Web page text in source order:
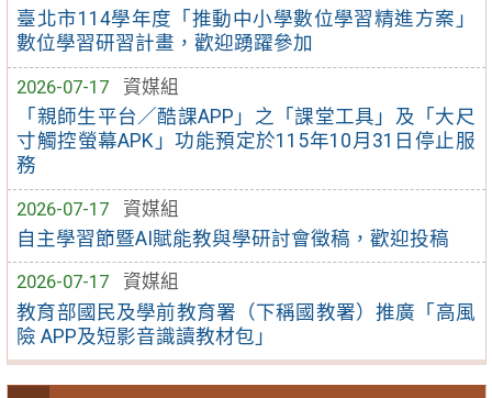
臺北市114學年度「推動中小學數位學習精進方案」
數位學習研習計畫，歡迎踴躍參加
2026-07-17
資媒組
「親師生平台／酷課APP」之「課堂工具」及「大尺
寸觸控螢幕APK」功能預定於115年10月31日停止服
務
2026-07-17
資媒組
自主學習節暨AI賦能教與學研討會徵稿，歡迎投稿
2026-07-17
資媒組
教育部國民及學前教育署（下稱國教署）推廣「高風
險 APP及短影音識讀教材包」